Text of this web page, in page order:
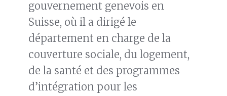
gouvernement genevois en
Suisse, où il a dirigé le
département en charge de la
couverture sociale, du logement,
de la santé et des programmes
d’intégration pour les